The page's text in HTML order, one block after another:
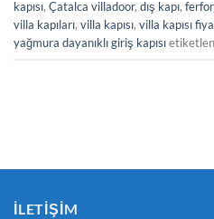
kapısı, Çatalca villadoor, dış kapı,
villa kapıları, villa kapısı, villa kapısı
yağmura dayanıklı giriş kapısı
İLETIŞIM